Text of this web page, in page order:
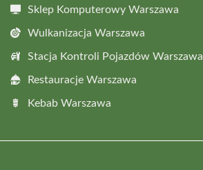
Sklep Komputerowy Warszawa
Wulkanizacja Warszawa
Stacja Kontroli Pojazdów Warszawa
Restauracje Warszawa
Kebab Warszawa